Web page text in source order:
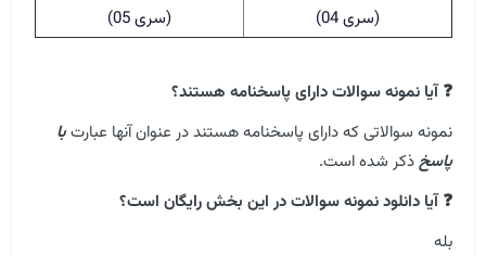
(سری 04)
(سری 05)
❓ آیا نمونه سوالات دارای پاسخنامه هستند؟
نمونه سوالاتی که دارای پاسخنامه هستند در عنوان آنها عبارتبا
پاسخذکر شده است.
❓ آیا دانلود نمونه سوالات در این بخش رایگان است؟
بله